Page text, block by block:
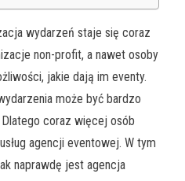
wydarzeń staje się coraz
non-profit, a nawet osoby
jakie dają im eventy.
może być bardzo
Dlatego coraz więcej osób
agencji eventowej. W tym
naprawdę jest agencja